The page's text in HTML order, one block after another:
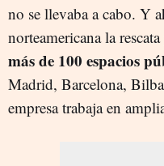
no se llevaba a cabo. Y
norteamericana la
más de 100 espacios
Madrid, Barcelona,
empresa trabaja en